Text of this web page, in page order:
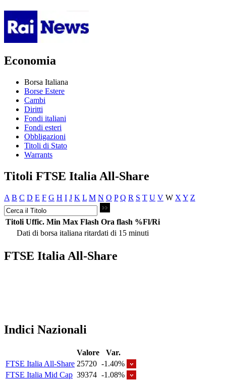
Economia
Borsa Italiana
Borse Estere
Cambi
Diritti
Fondi italiani
Fondi esteri
Obbligazioni
Titoli di Stato
Warrants
Titoli FTSE Italia All-Share
A B C D E F G H I J K L M N O P Q R S T U V W X Y Z
Titoli Uffic. Min Max Flash Ora flash %Fl/Ri
Dati di borsa italiana ritardati di 15 minuti
FTSE Italia All-Share
Indici Nazionali
Valore
Var.
FTSE Italia All-Share 25720 -1.40%
FTSE Italia Mid Cap 39374 -1.08%